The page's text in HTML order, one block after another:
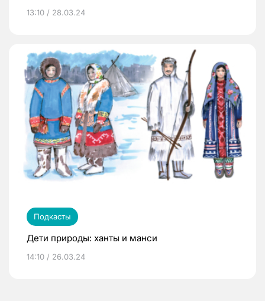
13:10 / 28.03.24
Подкасты
Дети природы: ханты и манси
14:10 / 26.03.24